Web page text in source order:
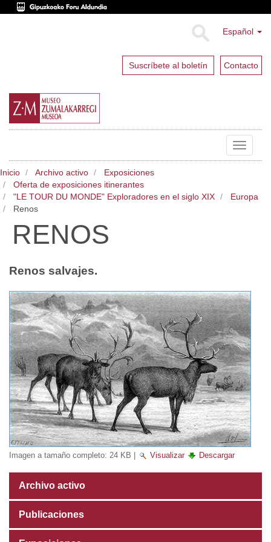
Español
Suscríbete al boletín Contacto
Toggle
Inicio Archivo activo
Exposiciones
Oferta de exposiciones itinerantes
"LE TOUR DU MONDE" Exploradores en el siglo XIX
Europa
Renos
RENOS
Renos salvajes.
Imagen a tamaño completo: 24 KB | Visualizar Descargar
Archivo activo
Publicaciones